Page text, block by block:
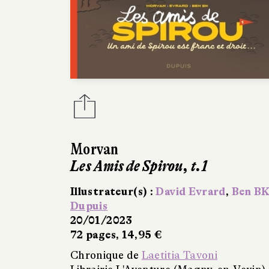
Morvan
Les Amis de Spirou, t.1
Illustrateur(s) :David Evrard, Ben BK
Dupuis
20/01/2023
72 pages, 14,95 €
Chronique de Laetitia Tavoni